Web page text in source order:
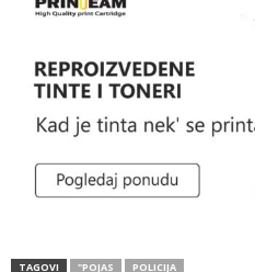
TAGOVI "POJAS POLICIJA